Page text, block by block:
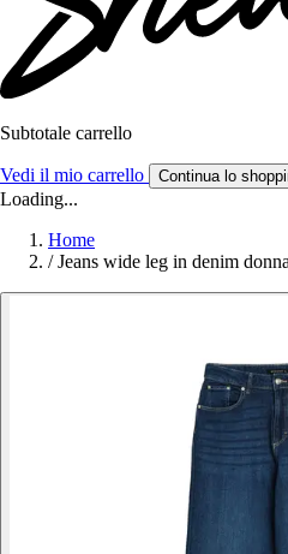
Subtotale carrello
Vedi il mio carrello Continua lo
Loading...
Home
/ Jeans wide leg in denim